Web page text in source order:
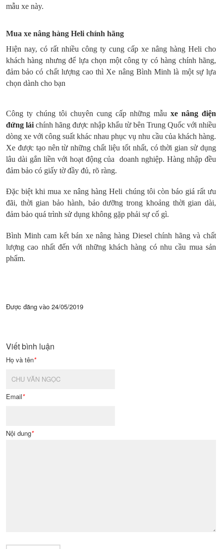
mẫu xe này.
Mua xe nâng hàng Heli chính hãng
Hiện nay, có rất nhiều công ty cung cấp xe nâng hàng Heli cho
khách hàng nhưng để lựa chọn một công ty có hàng chính hãng,
đảm bảo có chất lượng cao thì Xe nâng Bình Minh là một sự lựa
chọn dành cho bạn
Công ty chúng tôi chuyên cung cấp những mẫu xe nâng điện
đứng lái chính hãng được nhập khẩu từ bên Trung Quốc với nhiều
dòng xe với công suất khác nhau phục vụ nhu cầu của khách hàng.
Xe được tạo nên từ những chất liệu tốt nhất, có thời gian sử dụng
lâu dài gắn liền với hoạt động của doanh nghiệp. Hàng nhập đều
đảm bảo có giấy tờ đầy đủ, rõ ràng.
Đặc biệt khi mua xe nâng hàng Heli chúng tôi còn báo giá rất ưu
đãi, thời gian bảo hành, bảo dưỡng trong khoảng thời gian dài,
đảm bảo quá trình sử dụng không gặp phải sự cố gì.
Bình Minh cam kết bán xe nâng hàng Diesel chính hãng và chất
lượng cao nhất đến với những khách hàng có nhu cầu mua sản
phẩm.
Được đăng vào 24/05/2019
Viết bình luận
Họ và tên*
Email*
Nội dung*